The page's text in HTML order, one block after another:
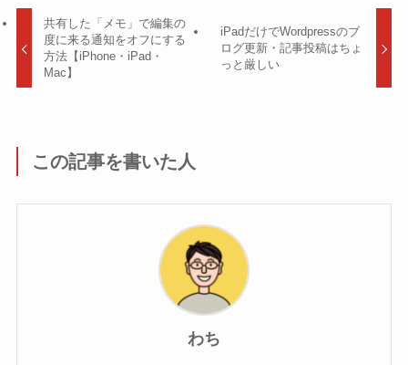
共有した「メモ」で編集の
度に来る通知をオフにする
方法【iPhone・iPad・
Mac】
iPadだけでWordpressのブ
ログ更新・記事投稿はちょ
っと厳しい
この記事を書いた人
わち